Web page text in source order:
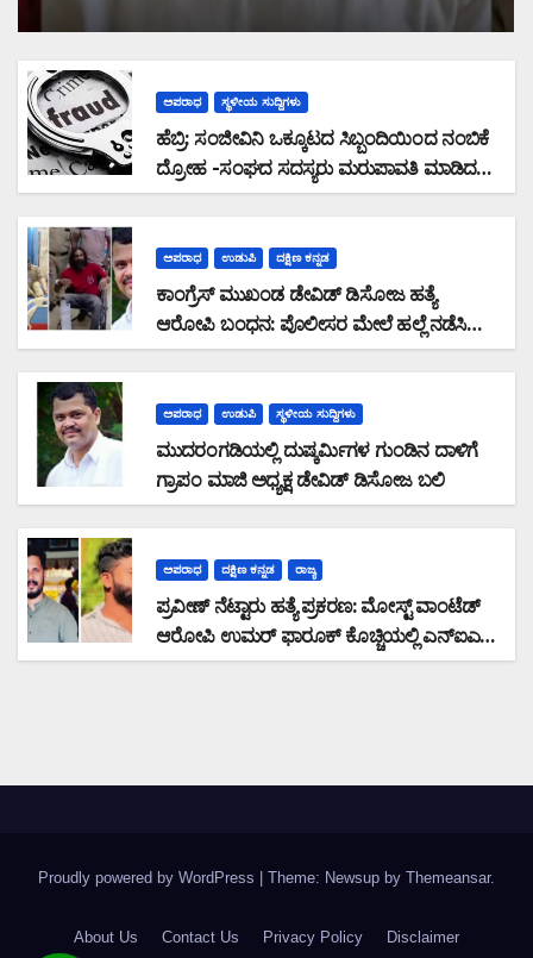
ಅಪರಾಧ ಸ್ಥಳೀಯ ಸುದ್ದಿಗಳು
ಹೆಬ್ರಿ: ಸಂಜೀವಿನಿ ಒಕ್ಕೂಟದ ಸಿಬ್ಬಂದಿಯಿಂದ ನಂಬಿಕೆ
ದ್ರೋಹ -ಸಂಘದ ಸದಸ್ಯರು ಮರುಪಾವತಿ ಮಾಡಿದ
ಸಾಲ ಜಮಾ ಮಾಡದೆ 28,19,489 ರೂ. ವಂಚನೆ
ಅಪರಾಧ ಉಡುಪಿ ದಕ್ಷಿಣ ಕನ್ನಡ
ಕಾಂಗ್ರೆಸ್ ಮುಖಂಡ ಡೇವಿಡ್ ಡಿಸೋಜ ಹತ್ಯೆ
ಆರೋಪಿ ಬಂಧನ: ಪೊಲೀಸರ ಮೇಲೆ ಹಲ್ಲೆ ನಡೆಸಿ
ಪರಾರಿಯಾಗುತ್ತಿದ್ದ ಆರೋಪಿ ಕಾಲಿಗೆ ಫೈರಿಂಗ್
ಅಪರಾಧ ಉಡುಪಿ ಸ್ಥಳೀಯ ಸುದ್ದಿಗಳು
ಮುದರಂಗಡಿಯಲ್ಲಿ ದುಷ್ಕರ್ಮಿಗಳ ಗುಂಡಿನ ದಾಳಿಗೆ
ಗ್ರಾಪಂ ಮಾಜಿ ಅಧ್ಯಕ್ಷ ಡೇವಿಡ್ ಡಿಸೋಜ ಬಲಿ
ಅಪರಾಧ ದಕ್ಷಿಣ ಕನ್ನಡ ರಾಜ್ಯ
ಪ್ರವೀಣ್ ನೆಟ್ಟಾರು ಹತ್ಯೆ ಪ್ರಕರಣ: ಮೋಸ್ಟ್ ವಾಂಟೆಡ್
ಆರೋಪಿ ಉಮರ್ ಫಾರೂಕ್ ಕೊಚ್ಚಿಯಲ್ಲಿ ಎನ್‌ಐಎ
ವಶಕ್ಕೆ
Proudly powered by WordPress Theme: Newsup by Themeansar.
About Us Contact Us Privacy Policy Disclaimer